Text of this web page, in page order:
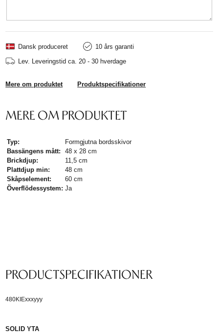
Dansk produceret
10 års garanti
Lev.
Leveringstid ca. 20 - 30 hverdage
Mere om produktet Produktspecifikationer
MERE OM PRODUKTET
Typ:
Formgjutna bordsskivor
Bassängens mått:
48 x 28 cm
Brickdjup:
11,5 cm
Plattdjup min:
48 cm
Skåpselement:
60 cm
Överflödessystem: Ja
PRODUCTSPECIFIKATIONER
480KIExxxyyy
SOLID YTA